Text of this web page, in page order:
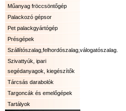
Műanyag fröccsöntőgép
Palackozó gépsor
Pet palackgyártógép
Présgépek
Szállítószalag,felhordószalag,válogatószalag.
Szivattyúk, ipari
segédanyagok, kiegészítők
Tárcsás darabolók
Targoncák és emelőgépek
Tartályok